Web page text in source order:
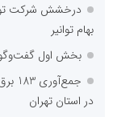
درخشش شرکت
بهام توانیر
بخش اول
در استان تهران